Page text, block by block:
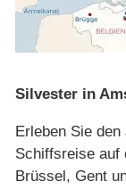
Silvester in
Erleben Sie
Schiffsreise auf
Brüssel, Gent